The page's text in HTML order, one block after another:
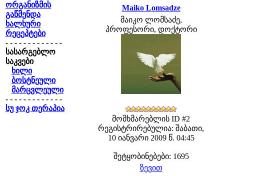
ორგანიზმის
გაწმენდა
ხალხური
რეცეპტები
- - - - - - - - - - - - -
სასარგებლო
საკვები
ხილი
ბოსტნეული
მარცვლეული
- - - - - - - - - - - - -
სუ ჯოკ თერაპია
Maiko Lomsadze
მაიკო ლომსაძე,
პროფესორი, დოქტორი
მომხმარებლის ID #2
რეგისტრირებულია: შაბათი,
10 იანვარი 2009 წ. 04:45
შეტყობინებები: 1695
ზევით